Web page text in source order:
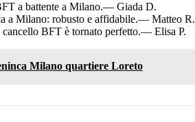
a battente a Milano.— Giada D.
a Milano: robusto e affidabile.— Matteo R.
BFT è tornato perfetto.— Elisa P.
Milano quartiere Loreto